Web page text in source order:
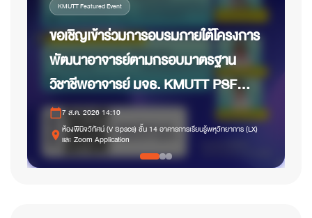
KMUTT Featured Event
ขอเชิญเข้าร่วมการอบรมภายใต้โครงการ
พัฒนาอาจารย์ตามกรอบมาตรฐาน
วิชาชีพอาจารย์ มจธ. KMUTT PSF
ด้านการเรียนการสอน ระดับ
Competent
calendar_today7 ส.ค. 2026 14:10
placeห้องพินิจวิทัศน์ (V Space) ชั้น 14 อาคารการเรียนรู้พหุวิทยาการ (LX)
และ Zoom Application